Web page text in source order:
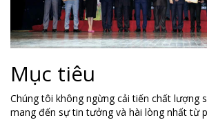
Mục tiêu
Chúng tôi không ngừng cải tiến chất lượng
mang đến sự tin tưởng và hài lòng nhất từ